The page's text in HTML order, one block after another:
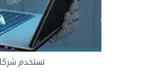
تستخدم